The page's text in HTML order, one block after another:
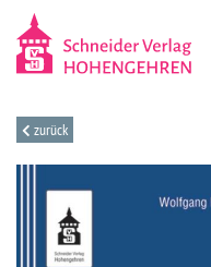
zurück